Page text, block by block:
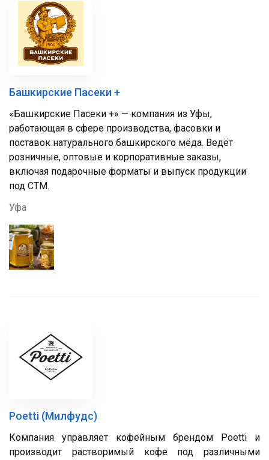
Башкирские Пасеки +
«Башкирские Пасеки +» — компания из Уфы,
работающая в сфере производства, фасовки и
поставок натурального башкирского мёда. Ведёт
розничные, оптовые и корпоративные заказы,
включая подарочные форматы и выпуск продукции
под СТМ.
Уфа
Poetti (Милфудс)
Компания управляет кофейным брендом Poetti и
производит растворимый кофе под различными